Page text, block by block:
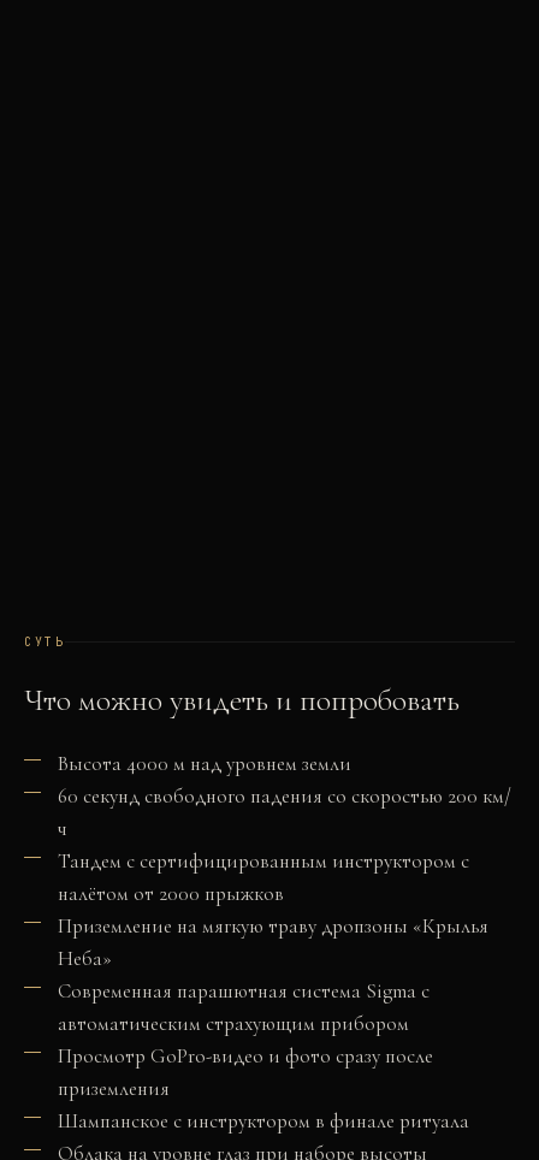
СУТЬ
Что можно увидеть и попробовать
Высота 4000 м над уровнем земли
60 секунд свободного падения со скоростью 200 км/
ч
Тандем с сертифицированным инструктором с
налётом от 2000 прыжков
Приземление на мягкую траву дропзоны «Крылья
Неба»
Современная парашютная система Sigma с
автоматическим страхующим прибором
Просмотр GoPro-видео и фото сразу после
приземления
Шампанское с инструктором в финале ритуала
Облака на уровне глаз при наборе высоты